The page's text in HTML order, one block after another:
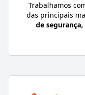
Trabalhamos
das principais
de